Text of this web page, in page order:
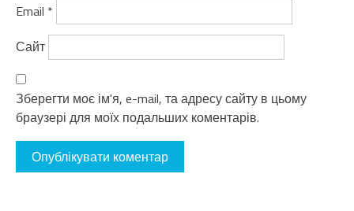
Email *
Сайт
Зберегти моє ім'я, e-mail, та адресу сайту в цьому
браузері для моїх подальших коментарів.